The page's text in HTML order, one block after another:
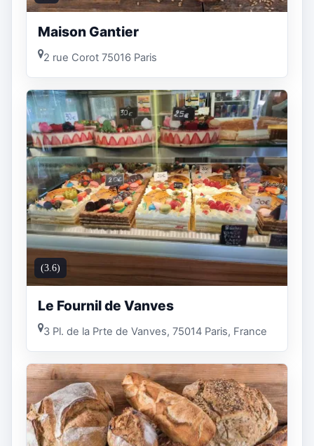
Maison Gantier
2 rue Corot 75016 Paris
(3.6)
Le Fournil de Vanves
3 Pl. de la Prte de Vanves, 75014 Paris, France